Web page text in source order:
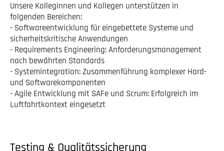
Unsere Kolleginnen und Kollegen unterstützen in
folgenden Bereichen:
- Softwareentwicklung für eingebettete Systeme und
sicherheitskritische Anwendungen
- Requirements Engineering: Anforderungsmanagement
nach bewährten Standards
- Systemintegration: Zusammenführung komplexer Hard-
und Softwarekomponenten
- Agile Entwicklung mit SAFe und Scrum: Erfolgreich im
Luftfahrtkontext eingesetzt
Testing & Qualitätssicherung